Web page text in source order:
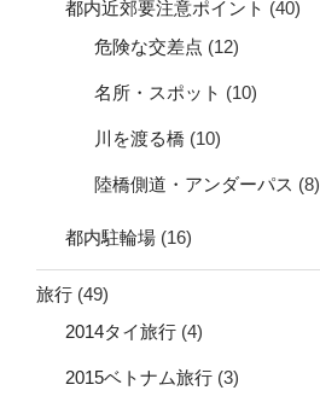
都内近郊要注意ポイント (40)
危険な交差点 (12)
名所・スポット (10)
川を渡る橋 (10)
陸橋側道・アンダーパス (8)
都内駐輪場 (16)
旅行 (49)
2014タイ旅行 (4)
2015ベトナム旅行 (3)